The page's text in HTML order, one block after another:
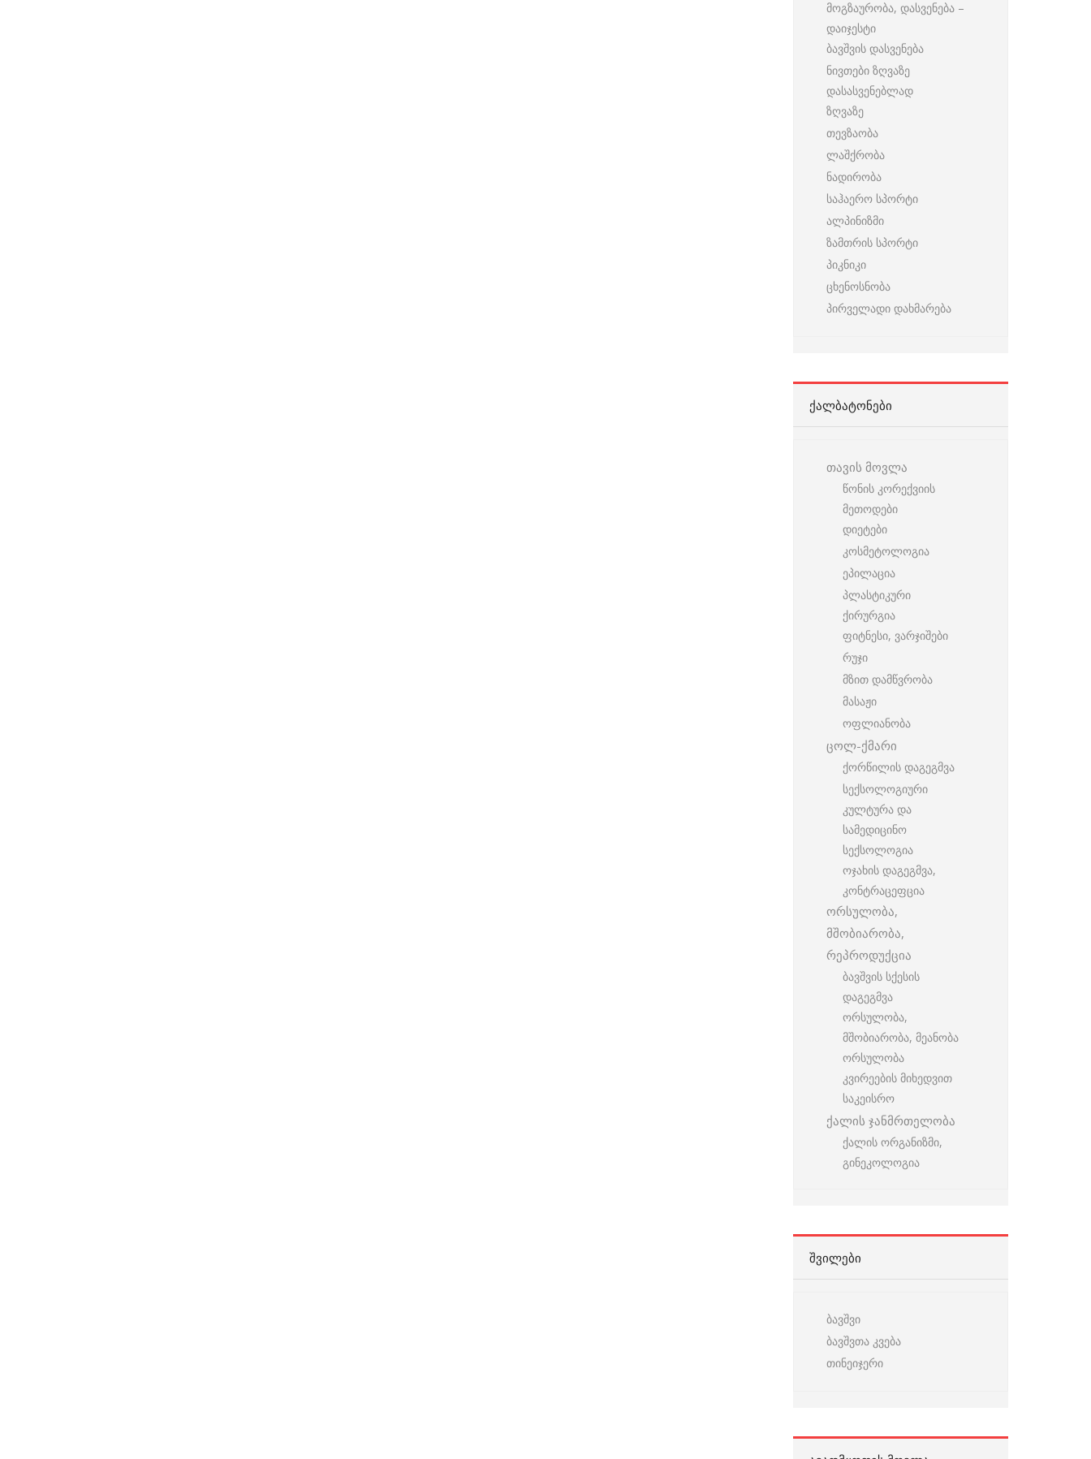
მოგზაურობა, დასვენება –
დაიჯესტი
ბავშვის დასვენება
ნივთები ზღვაზე
დასასვენებლად
ზღვაზე
თევზაობა
ლაშქრობა
ნადირობა
საჰაერო სპორტი
ალპინიზმი
ზამთრის სპორტი
პიკნიკი
ცხენოსნობა
პირველადი დახმარება
ᲥᲐᲚᲑᲐᲢᲝᲜᲔᲑᲘ
თავის მოვლა
წონის კორექვიის
მეთოდები
დიეტები
კოსმეტოლოგია
ეპილაცია
პლასტიკური
ქირურგია
ფიტნესი, ვარჯიშები
რუჯი
მზით დამწვრობა
მასაჟი
ოფლიანობა
ცოლ-ქმარი
ქორწილის დაგეგმვა
სექსოლოგიური
კულტურა და
სამედიცინო
სექსოლოგია
ოჯახის დაგეგმვა,
კონტრაცეფცია
ორსულობა,
მშობიარობა,
რეპროდუქცია
ბავშვის სქესის
დაგეგმვა
ორსულობა,
მშობიარობა, მეანობა
ორსულობა
კვირეების მიხედვით
საკეისრო
ქალის ჯანმრთელობა
ქალის ორგანიზმი,
გინეკოლოგია
ᲨᲕᲘᲚᲔᲑᲘ
ბავშვი
ბავშვთა კვება
თინეიჯერი